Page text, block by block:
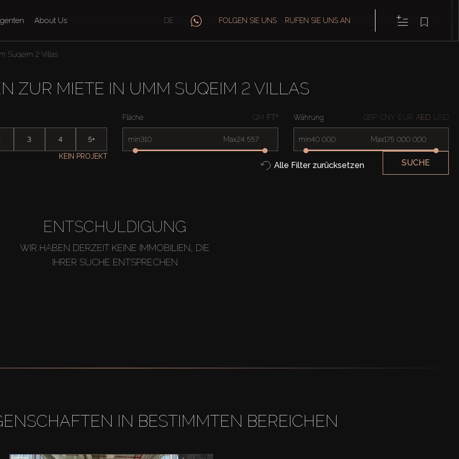
About Us DE FOLGEN SIE UNS RUFEN SIE UNS AN
Suqeim 2 Villas
ZUR MIETE IN UMM SUQEIM 2 VILLAS
3 4 5+
Fläche QM FT²
min Max
Währung GBP CNY EUR AED USD
min Max
KEIN PROJEKT
Alle Filter zurücksetzen SUCHE
ENTSCHULDIGUNG
WIR HABEN DERZEIT KEINE IMMOBILIEN, DIE
IHRER SUCHE ENTSPRECHEN
IN BESTIMMTEN BEREICHEN